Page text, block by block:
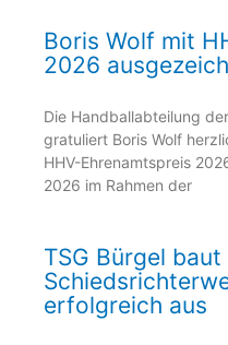
Boris Wolf mit
2026
Die Handballabteilung
gratuliert Boris Wolf
HHV-Ehrenamtspreis
2026 im Rahmen der
TSG Bürgel baut
erfolgreich aus